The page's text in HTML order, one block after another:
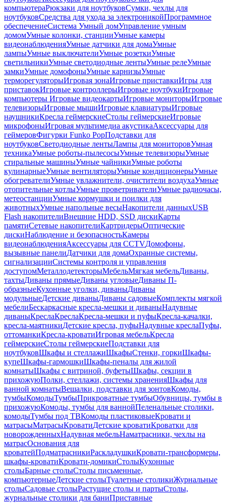
компьютераРюкзаки для ноутбуковСумки, чехлы для
ноутбуковСредства для ухода за электроникойПрограммное
обеспечениеСистема Умный домУправление умным
домомУмные колонки, станцииУмные камеры
видеонаблюденияУмные датчики для домаУмные
лампыУмные выключателиУмные розеткиУмные
светильникиУмные светодиодные лентыУмные релеУмные
замкиУмные домофоныУмные карнизыУмные
терморегуляторыИгровая зонаИгровые приставкиИгры для
приставокИгровые контроллерыИгровые ноутбукиИгровые
компьютеры Игровые видеокартыИгровые мониторыИгровые
телевизорыИгровые мышиИгровые клавиатурыИгровые
наушникиКресла геймерскиеСтолы геймерскиеИгровые
микрофоныИгровая мультимедиа акустикаАксессуары для
геймеровФигурки Funko PopПодставки для
ноутбуковСветодиодные лентыЛампы для мониторовУмная
техникаУмные роботы-пылесосыУмные телевизорыУмные
стиральные машиныУмные чайникиУмные роботы
кулинарныеУмные вентиляторыУмные кондиционерыУмные
обогревателиУмные увлажнители, очистители воздухаУмные
отопительные котлыУмные проветривателиУмные радиочасы,
метеостанцииУмные кормушки и поилки для
животныхУмные напольные весыНакопители данныхUSB
Flash накопителиВнешние HDD, SSD дискиКарты
памятиСетевые накопителиКартридерыОптические
дискиНаблюдение и безопасностьКамеры
видеонаблюденияАксессуары для CCTVДомофоны,
вызывные панелиДатчики для домаОхранные системы,
сигнализацииСистемы контроля и управления
доступомМеталлодетекторыМебельМягкая мебельДиваны,
тахтыДиваны прямыеДиваны угловыеДиваны П-
образныеКухонные уголки, диваныДиваны
модульныеДетские диваныДиваны садовыеКомплекты мягкой
мебелиБескаркасные кресла-мешки и диваныНадувные
диваныКреслаКреслаКресла-мешки и пуфыКресла-качалки,
кресла-маятникиДетские кресла, пуфыНадувные креслаПуфы,
оттоманкиКресла-кроватиИгровая мебельКресла
геймерскиеСтолы геймерскиеПодставки для
ноутбуковШкафы и стеллажиШкафыСтенки, горкиШкафы-
купеШкафы-гармошкиШкафы-пеналы для жилой
комнатыШкафы с витриной, буфетыШкафы, секции в
прихожуюПолки, стеллажи, системы храненияШкафы для
ванной комнатыВешалки, подставки для зонтовКомоды,
тумбыКомодыТумбыПрикроватные тумбыОбувницы, тумбы в
прихожуюКомоды, тумбы для ваннойПеленальные столики,
комодыТумбы под ТВКомоды пластиковыеКровати и
матрасыМатрасыКроватиДетские кроватиКроватки для
новорожденныхНадувная мебельНаматрасники, чехлы на
матрасОснования для
кроватейПодматрасникиРаскладушкиКровати-трансформеры,
шкафы-кроватиКровати-домикиСтолыКухонные
столыБарные столыСтолы письменные,
компьютерныеДетские столыТуалетные столикиЖурнальные
столыСадовые столыРастущие столы и партыСтолы,
журнальные столики для баниПриставные